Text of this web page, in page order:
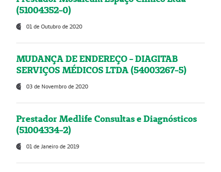
(51004352-0)
01 de Outubro de 2020
MUDANÇA DE ENDEREÇO - DIAGITAB
SERVIÇOS MÉDICOS LTDA (54003267-5)
03 de Novembro de 2020
Prestador Medlife Consultas e Diagnósticos
(51004334-2)
01 de Janeiro de 2019